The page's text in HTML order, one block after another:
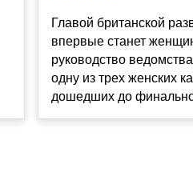
Главой британской
впервые станет
руководство
одну из трех женских
дошедших до